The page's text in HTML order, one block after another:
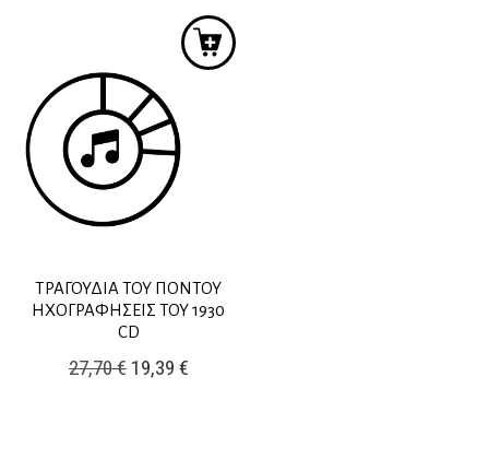
ΤΡΑΓΟΥΔΙΑ ΤΟΥ ΠΟΝΤΟΥ
ΗΧΟΓΡΑΦΗΣΕΙΣ ΤΟΥ 1930
CD
27,70€ Original
19,39 €Η